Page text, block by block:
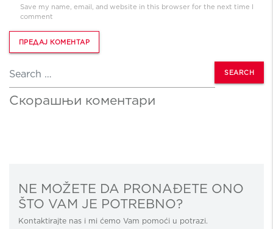
Save my name, email, and website in this browser for the next time I
comment
Скорашњи коментари
NE MOŽETE DA PRONAĐETE ONO
ŠTO VAM JE POTREBNO?
Kontaktirajte nas i mi ćemo Vam pomoći u potrazi.